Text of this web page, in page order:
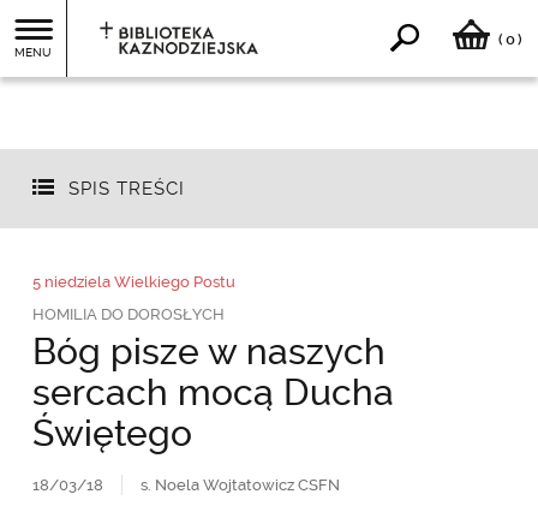
MENU
( 0)
SPIS TREŚCI
5 niedziela Wielkiego Postu
HOMILIA DO DOROSŁYCH
Bóg pisze w naszych
sercach mocą Ducha
Świętego
18/03/18 s. Noela Wojtatowicz CSFN